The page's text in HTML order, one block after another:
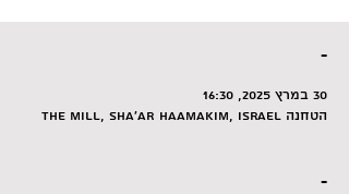
-
30 במרץ 2025, 16:30
הטחנה The Mill, Sha'ar HaAmakim, Israel
-